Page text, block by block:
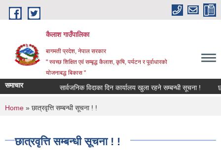
Skip to main content
कैलाश गाउँपालिका
बागमती प्रदेश, नेपाल सरकार
" स्वच्छ शिक्षित एवं सम्बृद्ध कैलाश, कृषि, पर्यटन र पूर्वाधारको
योजनाबद्ध बिकास "
समाचार सार्वजनिक विदाका दिन कार्यालय खुला रहने सम्बन्धी सूचना !
You are here
Home » छात्रवृत्ति सम्बन्धी सूचना ! !
छात्रवृत्ति सम्बन्धी सूचना ! !